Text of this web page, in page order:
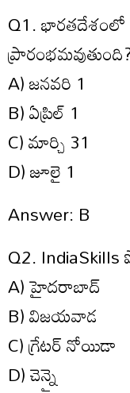
Q1. భారతదేశంలో
A) జనవరి 1
B) ఏప్రిల్ 1
C) మార్చి 31
D) జూలై 1
Answer: B
Q2.
A) హైదరాబాద్
B) విజయవాడ
C) గ్రేటర్ నోయిడా
D) చెన్నై